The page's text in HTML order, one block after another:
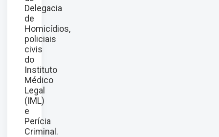
Delegacia
de
Homicídios,
policiais
civis
do
Instituto
Médico
Legal
(IML)
e
Perícia
Criminal.